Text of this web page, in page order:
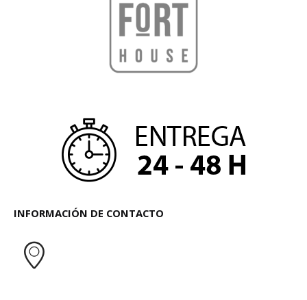
INFORMACIÓN DE CONTACTO